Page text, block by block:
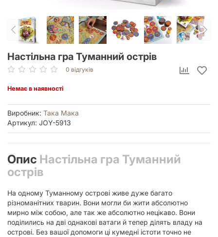
Настільна гра Туманний острів
0 відгуків
Немає в наявності
Виробник: Така Мака
Артикул: JOY-5913
Опис Настільна гра Туманний
острів
На одному Туманному острові живе дуже багато
різноманітних тварин. Вони могли би жити абсолютно
мирно між собою, але так же абсолютно нецікаво. Вони
поділились на дві однакові ватаги й тепер ділять владу на
острові. Без вашої допомоги ці кумедні істоти точно не